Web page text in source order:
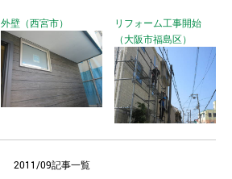
外壁（西宮市）
リフォーム工事開始
（大阪市福島区）
2011/09記事一覧